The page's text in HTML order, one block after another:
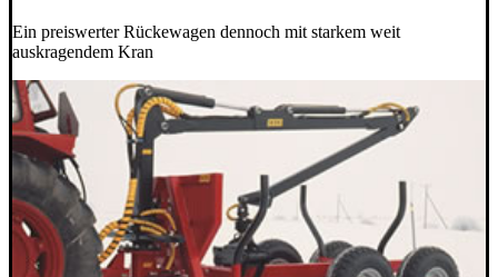
Ein preiswerter Rückewagen dennoch mit starkem weit
auskragendem Kran